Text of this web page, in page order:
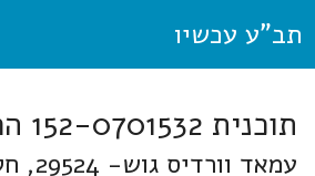
תב"ע עכשיו
תוכנית 152-0701532 הראל